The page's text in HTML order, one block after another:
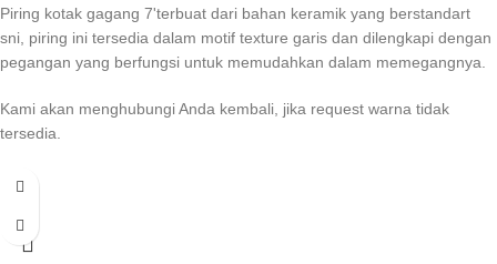
Piring kotak gagang 7'terbuat dari bahan keramik yang berstandart
sni, piring ini tersedia dalam motif texture garis dan dilengkapi dengan
pegangan yang berfungsi untuk memudahkan dalam memegangnya.
Kami akan menghubungi Anda kembali, jika request warna tidak
tersedia.